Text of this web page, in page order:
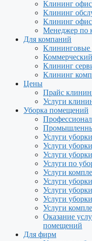
Клининг
Клининг
Клининг
Менеджер по
Для компаний
Клининговые
Клининг
Клининг
Цены
Прайс
Услуги
Уборка помещений
Услуги
Услуги
Услуги
Услуги по
Услуги
Услуги
Услуги
Услуги
Услуги
Оказание
помещений
Для фирм